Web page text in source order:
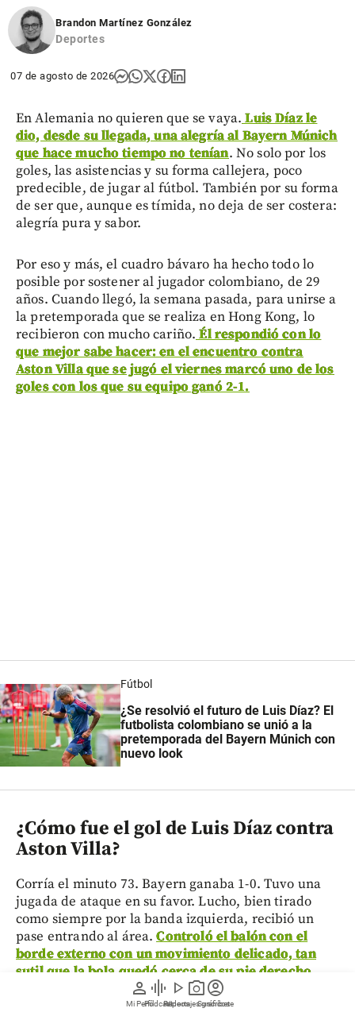
person
Mi Perfil
graphic_eq
Pódcast
play_arrow
Videos
photo_camera
Reportajes gráficos
account_circle
Suscríbete
Brandon Martínez González
Deportes
07 de agosto de 2026
En Alemania no quieren que se vaya. Luis Díaz le
dio, desde su llegada, una alegría al Bayern Múnich
que hace mucho tiempo no tenían. No solo por los
goles, las asistencias y su forma callejera, poco
predecible, de jugar al fútbol. También por su forma
de ser que, aunque es tímida, no deja de ser costera:
alegría pura y sabor.
Por eso y más, el cuadro bávaro ha hecho todo lo
posible por sostener al jugador colombiano, de 29
años. Cuando llegó, la semana pasada, para unirse a
la pretemporada que se realiza en Hong Kong, lo
recibieron con mucho cariño. Él respondió con lo
que mejor sabe hacer: en el encuentro contra
Aston Villa que se jugó el viernes marcó uno de los
goles con los que su equipo ganó 2-1.
Fútbol
¿Se resolvió el futuro de Luis Díaz? El
futbolista colombiano se unió a la
pretemporada del Bayern Múnich con
nuevo look
¿Cómo fue el gol de Luis Díaz contra
Aston Villa?
Corría el minuto 73. Bayern ganaba 1-0. Tuvo una
jugada de ataque en su favor. Lucho, bien tirado
como siempre por la banda izquierda, recibió un
pase entrando al área.Controló el balón con el
borde externo con un movimiento delicado, tan
sutil que la bola quedó cerca de su pie derecho
para, después de hacer un par de amagues, patear
al segundo palo del arquero, a lo Lopes Cabral